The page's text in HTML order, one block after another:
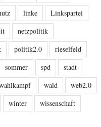
linke
Linkspartei
netzpolitik
politik2.0
rieselfeld
sommer spd
stadt
wald
web2.0
winter wissenschaft